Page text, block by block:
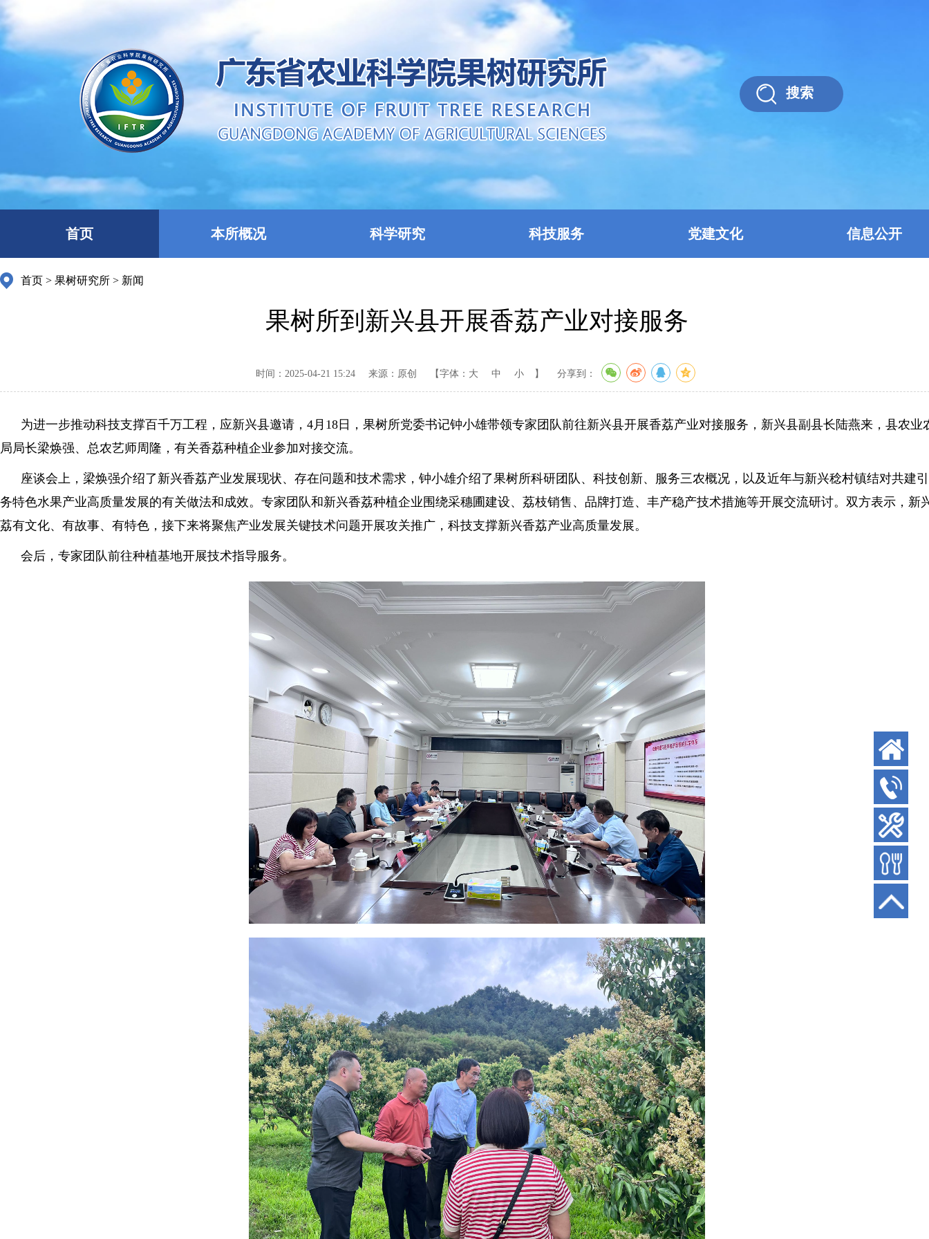
搜索
首页 本所概况 科学研究 科技服务 党建文化 信息公开
首页 > 果树研究所 > 新闻
果树所到新兴县开展香荔产业对接服务
时间：2025-04-21 15:24 来源：原创 【字体： 大 中 小 】 分享到：
为进一步推动科技支撑百千万工程，应新兴县邀请，4月18日，果树所党委书记钟小雄带领专家团队前往新兴县开展香荔产业对接服务，新兴县副县长陆燕来，县农业
局局长梁焕强、总农艺师周隆，有关香荔种植企业参加对接交流。
座谈会上，梁焕强介绍了新兴香荔产业发展现状、存在问题和技术需求，钟小雄介绍了果树所科研团队、科技创新、服务三农概况，以及近年与新兴稔村镇结对共建
务特色水果产业高质量发展的有关做法和成效。专家团队和新兴香荔种植企业围绕采穗圃建设、荔枝销售、品牌打造、丰产稳产技术措施等开展交流研讨。双方表示，新
荔有文化、有故事、有特色，接下来将聚焦产业发展关键技术问题开展攻关推广，科技支撑新兴香荔产业高质量发展。
会后，专家团队前往种植基地开展技术指导服务。